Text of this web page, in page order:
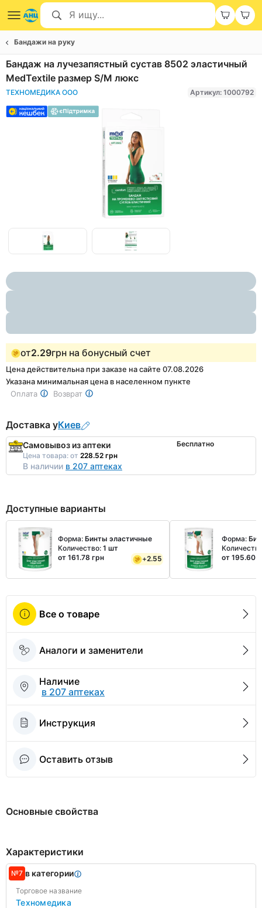
Бандажи на руку
Бандаж на лучезапястный сустав 8502 эластичный
MedTextile размер S/M люкс
ТЕХНОМЕДИКА ООО Артикул: 1000792
Item
of
1
of
от2.29грн на бонусный счет
Цена действительна при заказе на сайте 07.08.2026
Указана минимальная цена в населенном пункте
Оплата
Возврат
Доставка уКиев
Самовывоз из аптеки
Цена товара: от 228.52 грн
В наличии в 207 аптеках
Бесплатно
Доступные варианты
Форма: Бинты эластичные
Количество: 1 шт
от 161.78 грн
+2.55
Форма:
от 195.60
Все о товаре
Аналоги и заменители
Наличие
в 207 аптеках
Инструкция
Оставить отзыв
Основные свойства
Характеристики
№7 в категории
Торговое название
Техномедика